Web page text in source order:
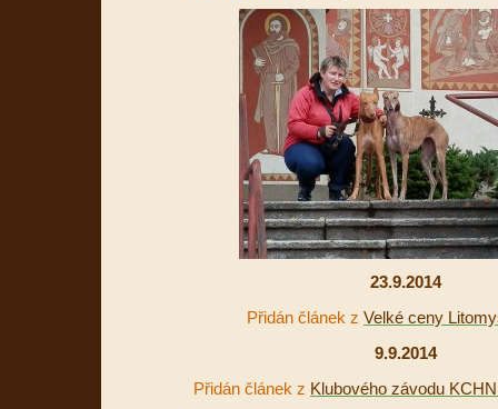
23.9.2014
Přidán článek z Velké ceny
9.9.2014
Přidán článek z Klubového závodu